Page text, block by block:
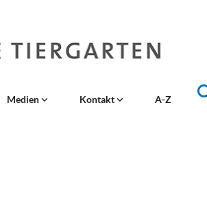
Medien Kontakt A-Z